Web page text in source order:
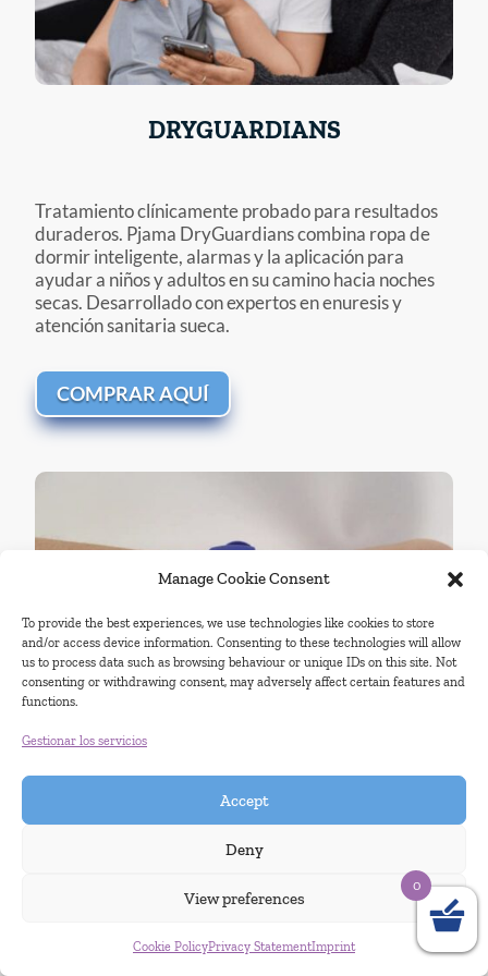
Manage Cookie Consent
To provide the best experiences, we use technologies like cookies to store
and/or access device information. Consenting to these technologies will allow
us to process data such as browsing behaviour or unique IDs on this site. Not
consenting or withdrawing consent, may adversely affect certain features and
functions.
Gestionar los servicios
Accept
Deny
View preferences
Cookie PolicyPrivacy StatementImprint
DRYGUARDIANS
Tratamiento clínicamente probado para resultados
duraderos. Pjama DryGuardians combina ropa de
dormir inteligente, alarmas y la aplicación para
ayudar a niños y adultos en su camino hacia noches
secas. Desarrollado con expertos en enuresis y
atención sanitaria sueca.
COMPRAR AQUÍ
ACCESORIOS
Ayuda práctica para la vida diaria. Desde bolsas
impermeables hasta relojes con alarma vibratoria
pijamas complementan sus productos Protect o
0